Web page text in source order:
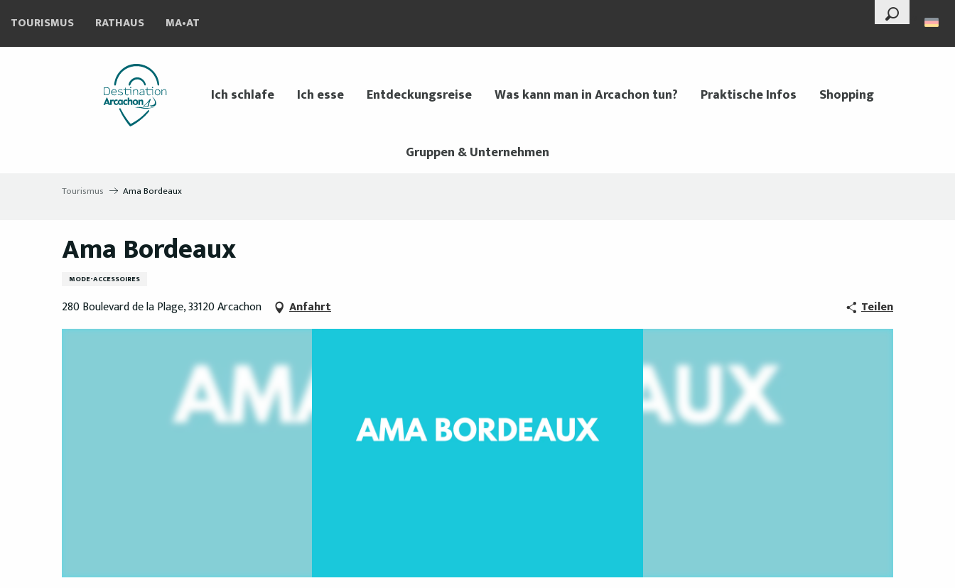
contenu
--°
Suche
TOURISMUS RATHAUS MA•AT
Ich schlafe Ich esse Entdeckungsreise Was kann man in Arcachon tun? Praktische Infos Shopping
Gruppen & Unternehmen
Tourismus Ama Bordeaux
Ama Bordeaux
MODE-ACCESSOIRES
280 Boulevard de la Plage, 33120 Arcachon Anfahrt Teilen